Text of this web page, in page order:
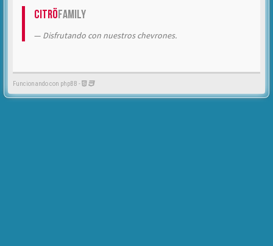
CitröFamily
Disfrutando con nuestros chevrones.
Funcionando con phpBB -